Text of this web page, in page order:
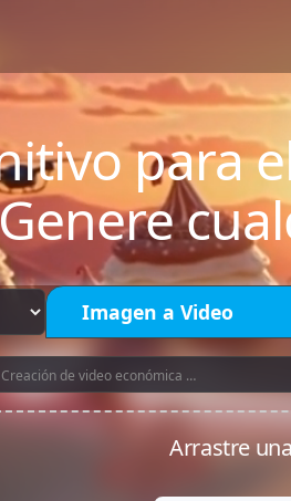
para
Imagen a Video
Creación de video económica para cualquier
Arrastre